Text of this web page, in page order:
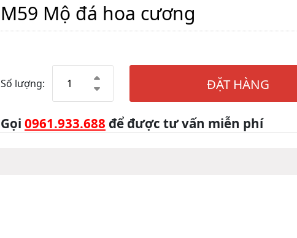
M59 Mộ đá hoa cương
Số lượng: ĐẶT HÀNG
Gọi 0961.933.688 để được tư vấn miễn phí